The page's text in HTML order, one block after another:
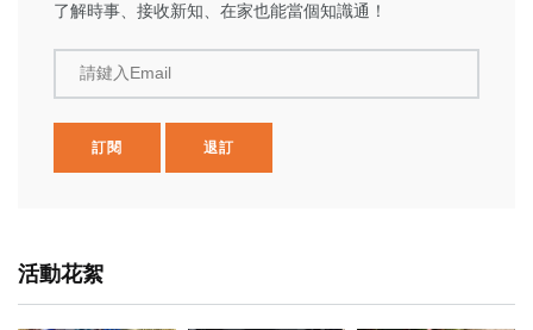
了解時事、接收新知、在家也能當個知識通！
請鍵入Email
訂閱 退訂
活動花絮